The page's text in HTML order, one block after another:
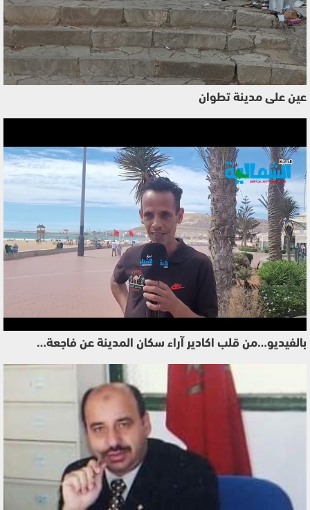
عين على مدينة تطوان
بالفيديو…من قلب اكادير آراء سكان المدينة عن فاجعة…